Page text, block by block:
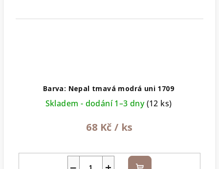
Barva: Nepal tmavá modrá uni 1709
Skladem - dodání 1–3 dny(12 ks)
68 Kč / ks